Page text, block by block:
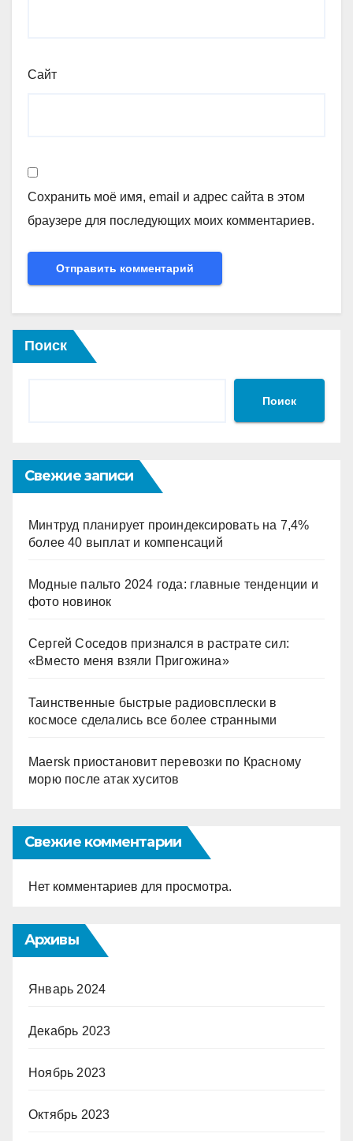
Сайт
Сохранить моё имя, email и адрес сайта в этом
браузере для последующих моих комментариев.
Поиск
Поиск
Свежие записи
Минтруд планирует проиндексировать на 7,4%
более 40 выплат и компенсаций
Модные пальто 2024 года: главные тенденции и
фото новинок
Сергей Соседов признался в растрате сил:
«Вместо меня взяли Пригожина»
Таинственные быстрые радиовсплески в
космосе сделались все более странными
Maersk приостановит перевозки по Красному
морю после атак хуситов
Свежие комментарии
Нет комментариев для просмотра.
Архивы
Январь 2024
Декабрь 2023
Ноябрь 2023
Октябрь 2023